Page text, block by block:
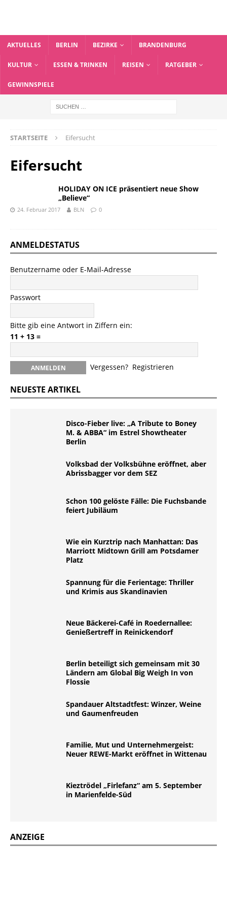
AKTUELLES BERLIN BEZIRKE BRANDENBURG
KULTUR ESSEN & TRINKEN REISEN RATGEBER
GEWINNSPIELE
STARTSEITE Eifersucht
Eifersucht
HOLIDAY ON ICE präsentiert neue Show
„Believe“
24. Februar 2017 BLN 0
ANMELDESTATUS
Benutzername oder E-Mail-Adresse
Passwort
Bitte gib eine Antwort in Ziffern ein:
11 + 13 =
Vergessen? Registrieren
NEUESTE ARTIKEL
Disco-Fieber live: „A Tribute to Boney
M. & ABBA“ im Estrel Showtheater
Berlin
Volksbad der Volksbühne eröffnet, aber
Abrissbagger vor dem SEZ
Schon 100 gelöste Fälle: Die Fuchsbande
feiert Jubiläum
Wie ein Kurztrip nach Manhattan: Das
Marriott Midtown Grill am Potsdamer
Platz
Spannung für die Ferientage: Thriller
und Krimis aus Skandinavien
Neue Bäckerei-Café in Roedernallee:
Genießertreff in Reinickendorf
Berlin beteiligt sich gemeinsam mit 30
Ländern am Global Big Weigh In von
Flossie
Spandauer Altstadtfest: Winzer, Weine
und Gaumenfreuden
Familie, Mut und Unternehmergeist:
Neuer REWE-Markt eröffnet in Wittenau
Kieztrödel „Firlefanz“ am 5. September
in Marienfelde-Süd
ANZEIGE